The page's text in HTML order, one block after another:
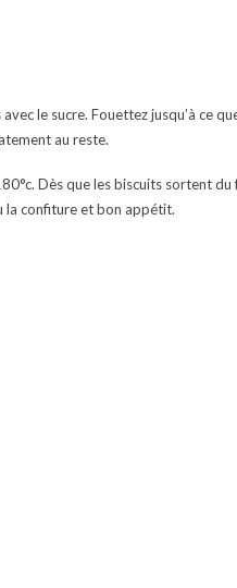
le sucre. Fouettez jusqu’à ce
au reste.
Dès que les biscuits sortent du
la confiture et bon appétit.